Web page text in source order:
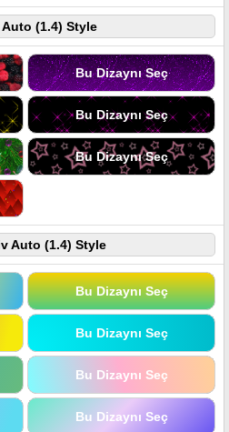
Auto (1.4) Style
Bu Dizaynı Seç
Bu Dizaynı Seç
Bu Dizaynı Seç
Auto (1.4) Style
Bu Dizaynı Seç
Bu Dizaynı Seç
Bu Dizaynı Seç
Bu Dizaynı Seç